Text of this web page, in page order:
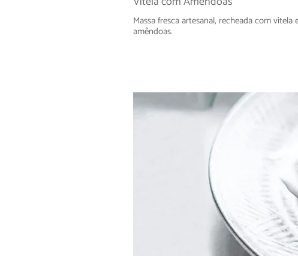
Massa fresca artesanal, recheada com vitela
amêndoas.